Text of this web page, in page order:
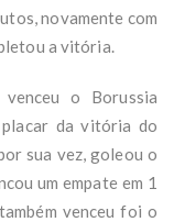
novamente com
a vitória.
o Borussia
da vitória do
sua vez, goleou o
um empate em 1
venceu foi o